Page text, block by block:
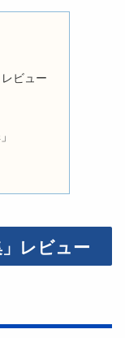
ビュー
レビュー